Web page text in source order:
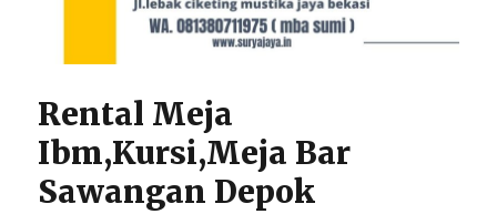
Rental Meja
Ibm,Kursi,Meja Bar
Sawangan Depok